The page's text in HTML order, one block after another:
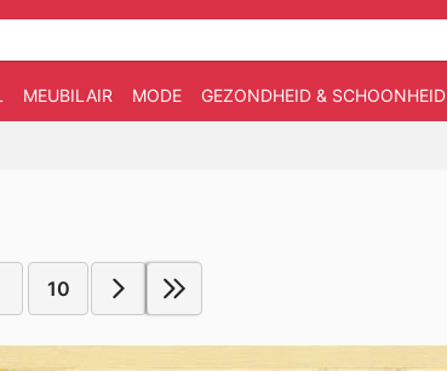
MEUBILAIR MODE GEZONDHEID & SCHOONHEID
10